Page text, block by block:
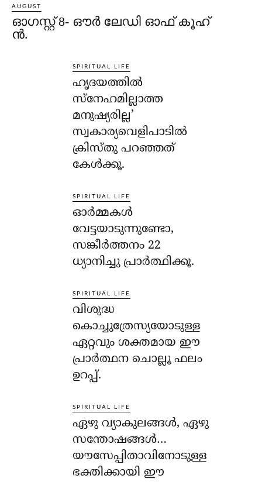
AUGUST
ഓഗസ്റ്റ് 8- ഔര്‍ ലേഡി ഓഫ് കൂഹ്
ന്‍.
SPIRITUAL LIFE
ഹൃദയത്തില്‍
സ്‌നേഹമില്ലാത്ത
മനുഷ്യരില്ല’
സ്വകാര്യവെളിപാടില്‍
ക്രിസ്തു പറഞ്ഞത്
കേള്‍ക്കൂ.
SPIRITUAL LIFE
ഓര്‍മ്മകള്‍
വേട്ടയാടുന്നുണ്ടോ,
സങ്കീര്‍ത്തനം 22
ധ്യാനിച്ചു പ്രാര്‍ത്ഥിക്കൂ.
SPIRITUAL LIFE
വിശുദ്ധ
കൊച്ചുത്രേസ്യയോടുള്ള
ഏറ്റവും ശക്തമായ ഈ
പ്രാര്‍ത്ഥന ചൊല്ലൂ ഫലം
ഉറപ്പ്.
SPIRITUAL LIFE
ഏഴു വ്യാകുലങ്ങള്‍, ഏഴു
സന്തോഷങ്ങള്‍…
യൗസേപ്പിതാവിനോടുള്ള
ഭക്തിക്കായി ഈ